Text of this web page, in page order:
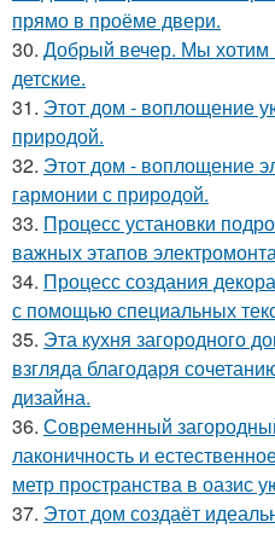
прямо в проёме двери.
30. Добрый вечер. Мы хотим
детские.
31. Этот дом - воплощение
природой.
32. Этот дом - воплощение
гармонии с природой.
33. Процесс установки
важных этапов
34. Процесс создания
с помощью специальных
35. Эта кухня загородного
взгляда благодаря
дизайна.
36. Современный
лаконичность и
метр пространства в оазис
37. Этот дом создаёт